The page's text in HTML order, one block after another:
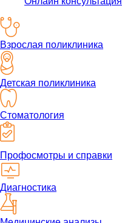
Взрослая поликлиника
Детская поликлиника
Стоматология
Профосмотры и справки
Диагностика